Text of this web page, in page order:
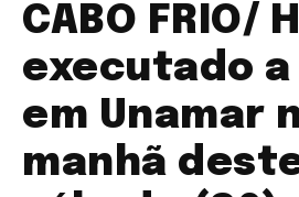
CABO FRIO/
executado
em Unamar
manhã